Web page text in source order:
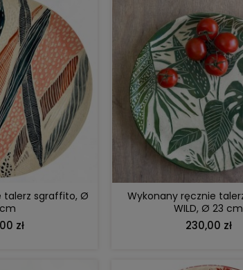
talerz sgraffito, Ø
zł
Wykonany ręcznie
WILD, Ø 23 cm
230,00 zł
DO KOSZYKA